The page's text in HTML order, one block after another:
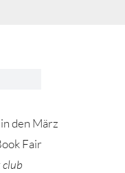
den März
Fair
club